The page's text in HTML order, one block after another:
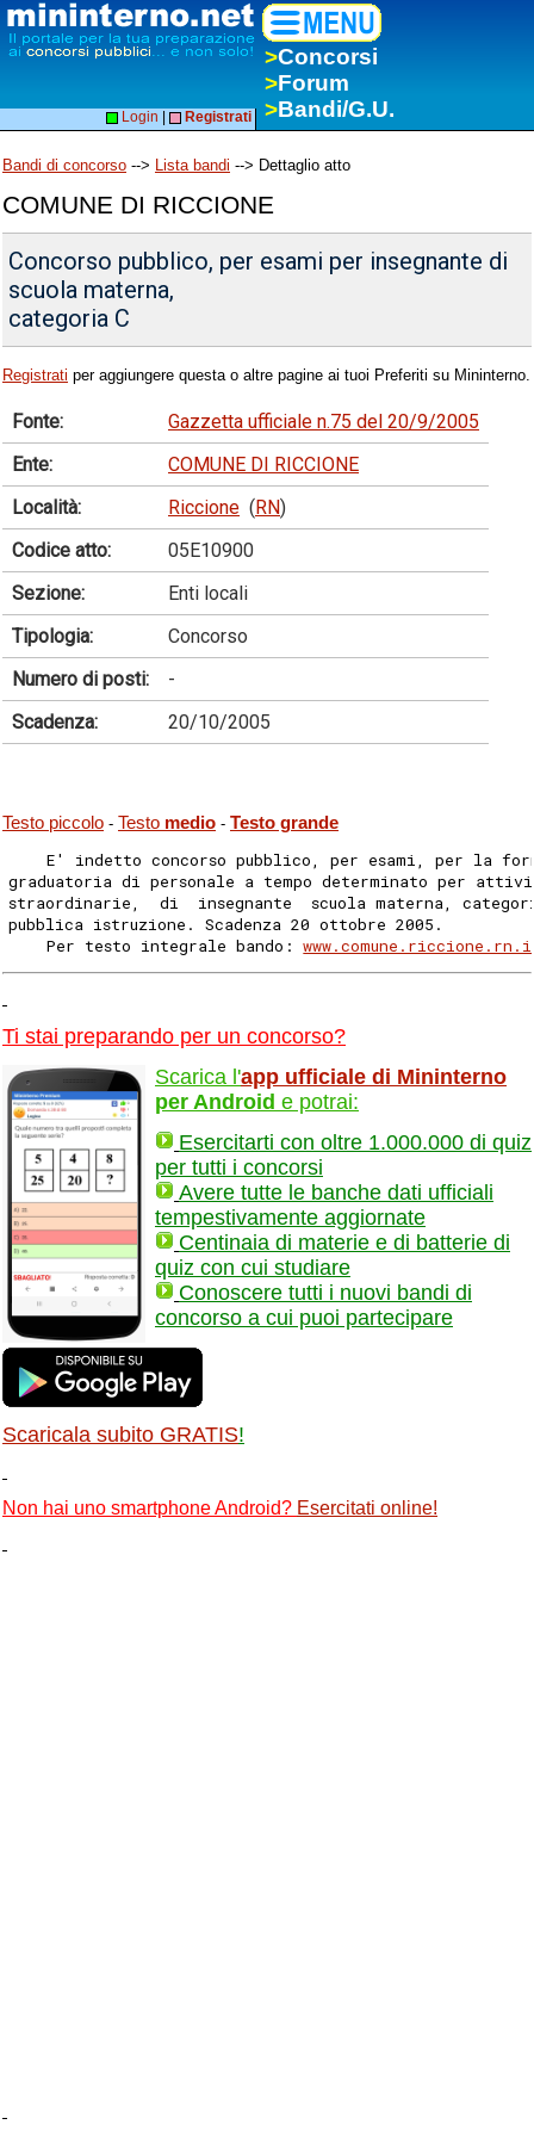
>Concorsi
>Forum
>Bandi/G.U.
Login Registrati
Bandi di concorso --> Lista bandi --> Dettaglio atto
COMUNE DI RICCIONE
Concorso pubblico, per esami per insegnante di
scuola materna,
categoria C
Registrati per aggiungere questa o altre pagine ai tuoi Preferiti su Mininterno.
Fonte:
Gazzetta ufficiale n.75 del 20/9/2005
Ente:
COMUNE DI RICCIONE
Località:
Riccione (RN)
Codice atto:
05E10900
Sezione:
Enti locali
Tipologia:
Concorso
Numero di posti:
-
Scadenza:
20/10/2005
Testo piccolo - Testo medio - Testo grande
E' indetto concorso pubblico, per esami, per la
graduatoria di personale a tempo determinato per
straordinarie,  di  insegnante  scuola materna,
pubblica istruzione. Scadenza 20 ottobre 2005.
    Per testo integrale bando:
Ti stai preparando per un concorso?
Scarica l'app ufficiale di Mininterno
per Android e potrai:
Esercitarti con oltre 1.000.000 di quiz
per tutti i concorsi
Avere tutte le banche dati ufficiali
tempestivamente aggiornate
Centinaia di materie e di batterie di
quiz con cui studiare
Conoscere tutti i nuovi bandi di
concorso a cui puoi partecipare
Scaricala subito GRATIS!
Non hai uno smartphone Android? Esercitati online!